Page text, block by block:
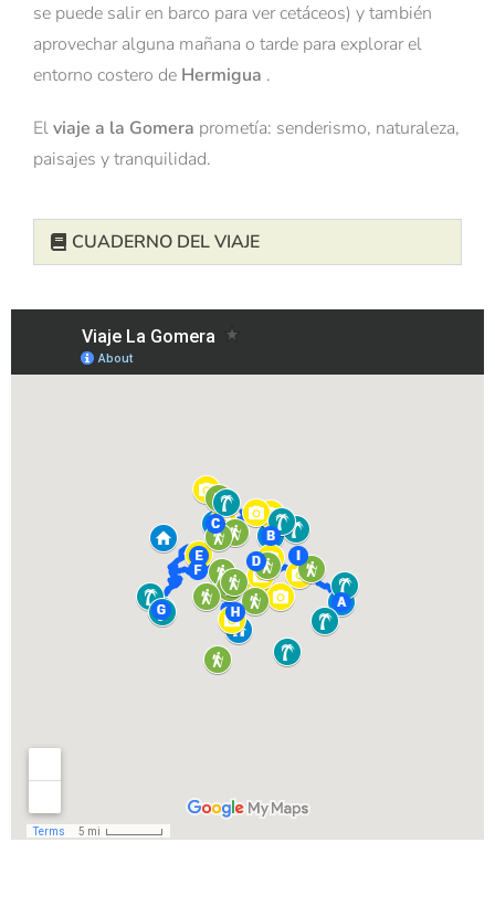
se puede salir en barco para ver cetáceos) y también
aprovechar alguna mañana o tarde para explorar el
entorno costero de Hermigua .
Elviaje a la Gomera prometía: senderismo, naturaleza,
paisajes y tranquilidad.
CUADERNO DEL VIAJE